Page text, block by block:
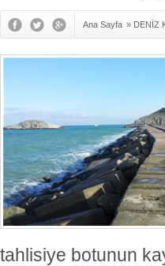
Ana Sayfa » DENİZ
tahlisiye botunun